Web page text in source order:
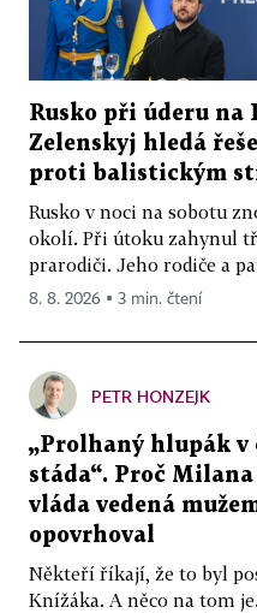
Rusko při úderu na
Zelenskyj hledá
proti balistickým
Rusko v noci na sobotu
okolí. Při útoku zahynul
prarodiči. Jeho rodiče a
8. 8. 2026 ▪ 3 min. čtení
PETR HONZEJK
„Prolhaný hlupák v
stáda“. Proč
vláda vedená
opovrhoval
Někteří říkají, že to byl
Knížáka. A něco na tom